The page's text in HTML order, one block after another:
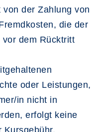
der Zahlung von
die der
dem Rücktritt
oder Leistungen,
in nicht in
erfolgt keine
Kursgebühr.